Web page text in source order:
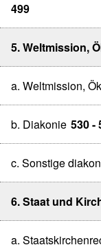
499
5. Weltmission,
a. Weltmission,
b. Diakonie 530 -
c. Sonstige
6. Staat und
a.